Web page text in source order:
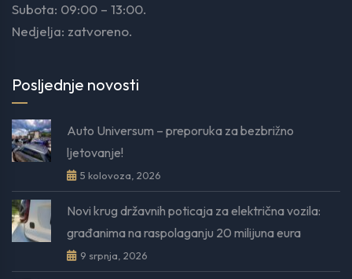
Subota: 09:00 – 13:00.
Nedjelja: zatvoreno.
Posljednje novosti
Auto Universum – preporuka za bezbrižno
ljetovanje!
5 kolovoza, 2026
Novi krug državnih poticaja za električna vozila:
građanima na raspolaganju 20 milijuna eura
9 srpnja, 2026